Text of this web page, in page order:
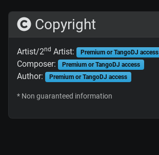
Copyright
Artist/2nd Artist: Premium or TangoDJ access
Composer: Premium or TangoDJ access
Author: Premium or TangoDJ access
* Non guaranteed information